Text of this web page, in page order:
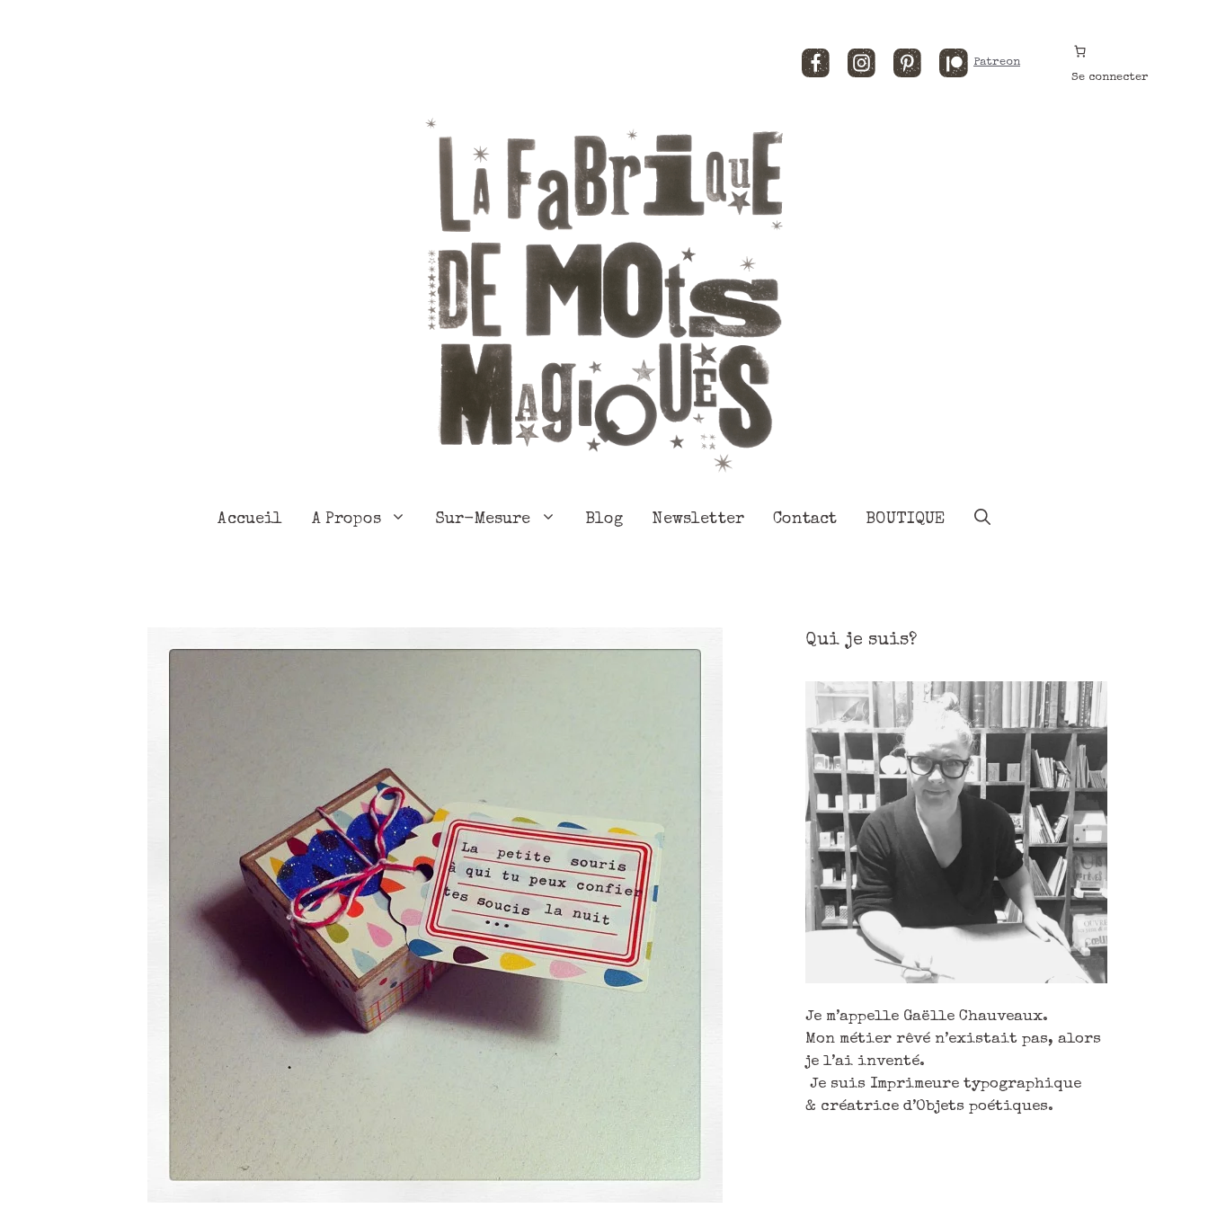
FacebookInstagramPinterestPatreon
Se connecter
Accueil A Propos Sur-Mesure Blog Newsletter Contact BOUTIQUE
Qui je suis?
Je m’appelle Gaëlle Chauveaux.
Mon métier rêvé n’existait pas, alors
je l’ai inventé.
Je suis Imprimeure typographique
& créatrice d’Objets poétiques.